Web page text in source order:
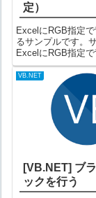
定）
ExcelにRGB指定
るサンプルです。
ExcelにRGB指定で
る（実行結果）備
「Microsoft Excel
Library」に参照設
す。関連記事 Excel
VB.NET
[VB.NET] ブ
ックを行う